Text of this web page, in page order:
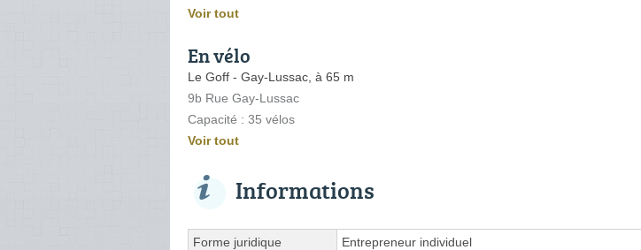
Voir tout
En vélo
Le Goff - Gay-Lussac, à 65 m
9b Rue Gay-Lussac
Capacité : 35 vélos
Voir tout
Informations
Forme juridique
Entrepreneur individuel